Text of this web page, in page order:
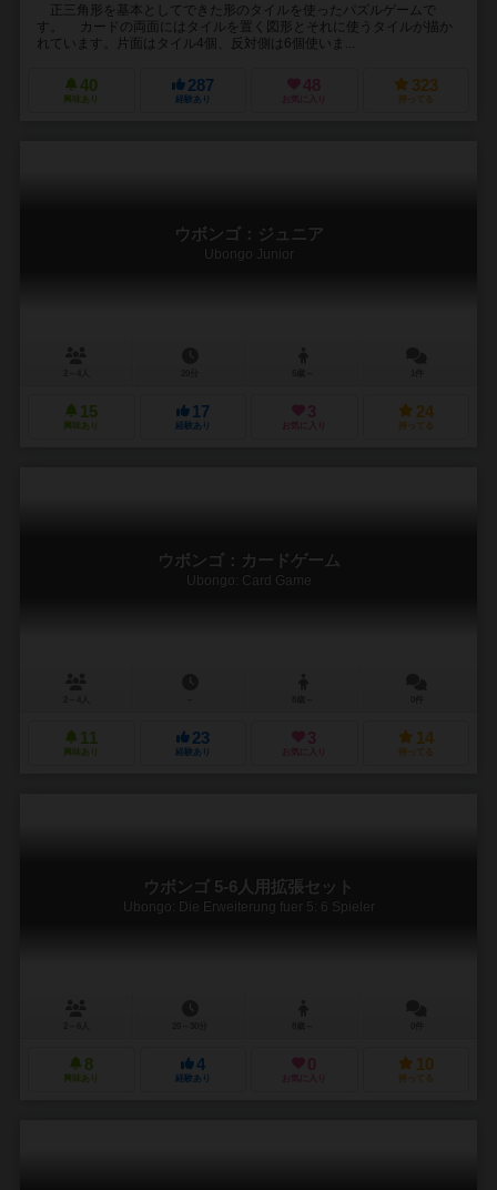
正三角形を基本としてできた形のタイルを使ったパズルゲームで
す。 カードの両面にはタイルを置く図形とそれに使うタイルが描か
れています。片面はタイル4個、反対側は6個使いま...
40
興味あり
287
経験あり
48
お気に入り
323
持ってる
ウボンゴ：ジュニア
Ubongo Junior
15
興味あり
17
経験あり
3
お気に入り
24
持ってる
ウボンゴ：カードゲーム
Ubongo: Card Game
11
興味あり
23
経験あり
3
お気に入り
14
持ってる
ウボンゴ 5-6人用拡張セット
Ubongo: Die Erweiterung fuer 5: 6 Spieler
8
興味あり
4
経験あり
0
お気に入り
10
持ってる